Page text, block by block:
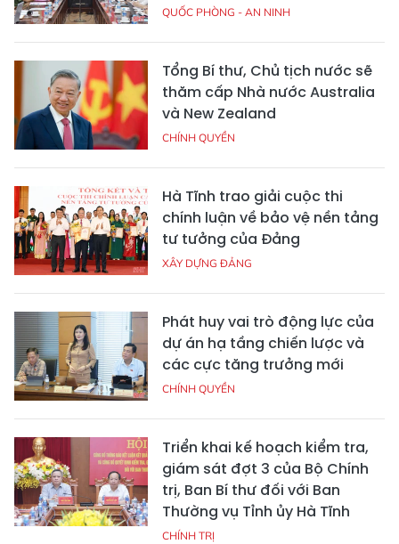
QUỐC PHÒNG - AN NINH
Tổng Bí thư, Chủ tịch nước sẽ
thăm cấp Nhà nước Australia
và New Zealand
CHÍNH QUYỀN
Hà Tĩnh trao giải cuộc thi
chính luận về bảo vệ nền tảng
tư tưởng của Đảng
XÂY DỰNG ĐẢNG
Phát huy vai trò động lực của
dự án hạ tầng chiến lược và
các cực tăng trưởng mới
CHÍNH QUYỀN
Triển khai kế hoạch kiểm tra,
giám sát đợt 3 của Bộ Chính
trị, Ban Bí thư đối với Ban
Thường vụ Tỉnh ủy Hà Tĩnh
CHÍNH TRỊ